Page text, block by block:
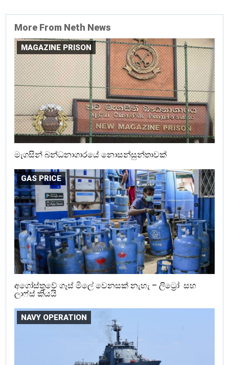
More From Neth News
MAGAZINE PRISON
මැගසින් බන්ධනාගාරයේ නොසන්සුන්තාවක්
GAS PRICE
අගෝස්තුවේ ගෑස් මිලේ වෙනසක් නැහැ – ලිට්‍රෝ සහ
ලාෆ්ස් කියයි
NAVY OPERATION